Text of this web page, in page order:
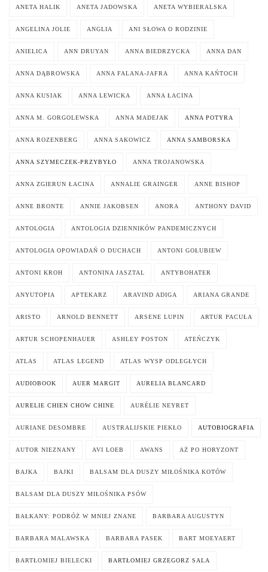
ANETA HALIK ANETA JADOWSKA ANETA WYBIERALSKA
ANGELINA JOLIE ANGLIA ANI SŁOWA O RODZINIE
ANIELICA ANN DRUYAN ANNA BIEDRZYCKA ANNA DAN
ANNA DĄBROWSKA ANNA FALANA-JAFRA ANNA KAŃTOCH
ANNA KUSIAK ANNA LEWICKA ANNA ŁACINA
ANNA M. GORGOLEWSKA ANNA MADEJAK ANNA POTYRA
ANNA ROZENBERG ANNA SAKOWICZ ANNA SAMBORSKA
ANNA SZYMECZEK-PRZYBYŁO ANNA TROJANOWSKA
ANNA ZGIERUN ŁACINA ANNALIE GRAINGER ANNE BISHOP
ANNE BRONTE ANNIE JAKOBSEN ANORA ANTHONY DAVID
ANTOLOGIA ANTOLOGIA DZIENNIKÓW PANDEMICZNYCH
ANTOLOGIA OPOWIADAŃ O DUCHACH ANTONI GOŁUBIEW
ANTONI KROH ANTONINA JASZTAL ANTYBOHATER
ANYUTOPIA APTEKARZ ARAVIND ADIGA ARIANA GRANDE
ARISTO ARNOLD BENNETT ARSENE LUPIN ARTUR PACUŁA
ARTUR SCHOPENHAUER ASHLEY POSTON ATEŃCZYK
ATLAS ATLAS LEGEND ATLAS WYSP ODLEGŁYCH
AUDIOBOOK AUER MARGIT AURELIA BLANCARD
AURELIE CHIEN CHOW CHINE AURÉLIE NEYRET
AURIANE DESOMBRE AUSTRALIJSKIE PIEKŁO AUTOBIOGRAFIA
AUTOR NIEZNANY AVI LOEB AWANS AŻ PO HORYZONT
BAJKA BAJKI BALSAM DLA DUSZY MIŁOŚNIKA KOTÓW
BALSAM DLA DUSZY MIŁOŚNIKA PSÓW
BAŁKANY: PODRÓŻ W MNIEJ ZNANE BARBARA AUGUSTYN
BARBARA MALAWSKA BARBARA PASEK BART MOEYAERT
BARTŁOMIEJ BIELECKI BARTŁOMIEJ GRZEGORZ SALA